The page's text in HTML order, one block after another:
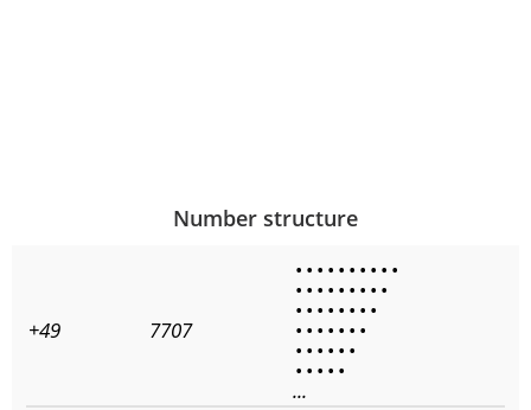
Number structure
+49 7707
• • • • • • • • • •
• • • • • • • • •
• • • • • • • •
• • • • • • •
• • • • • •
• • • • •
...